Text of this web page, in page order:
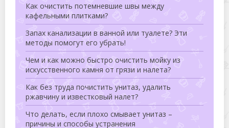
Как очистить потемневшие швы между
кафельными плитками?
Запах канализации в ванной или туалете? Эти
методы помогут его убрать!
Чем и как можно быстро очистить мойку из
искусственного камня от грязи и налета?
Как без труда почистить унитаз, удалить
ржавчину и известковый налет?
Что делать, если плохо смывает унитаз –
причины и способы устранения